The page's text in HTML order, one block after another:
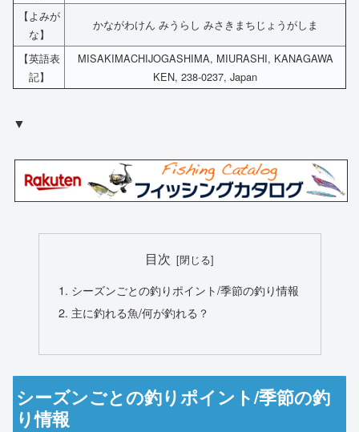
【よみが
な】
かながわけん みうらし みさきまちじょうがしま
【英語表
記】
MISAKIMACHIJOGASHIMA, MIURASHI, KANAGAWA
KEN, 238-0237, Japan
▼
目次
シーズンごとの釣りポイント/季節の釣り情報
主に釣れる魚/何が釣れる？
シーズンごとの釣りポイント/季節の釣
り情報